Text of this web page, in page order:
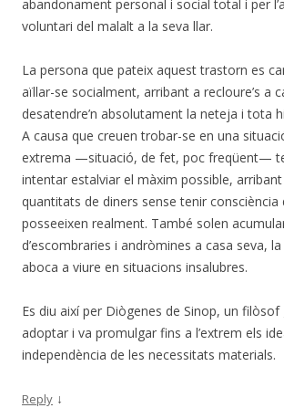
abandonament personal i social total i per
voluntari del malalt a la seva llar.
La persona que pateix aquest trastorn es
aïllar-se socialment, arribant a recloure’s a
desatendre’n absolutament la neteja i tota
A causa que creuen trobar-se en una
extrema —situació, de fet, poc freqüent—
intentar estalviar el màxim possible,
quantitats de diners sense tenir consciència
posseeixen realment. També solen
d’escombraries i andròmines a casa seva,
aboca a viure en situacions insalubres.
Es diu així per Diògenes de Sinop, un filòsof
adoptar i va promulgar fins a l’extrem els
independència de les necessitats materials.
Reply ↓